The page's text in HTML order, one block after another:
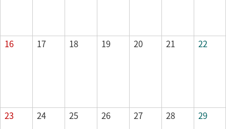
16 17 18 19 20 21 22
23 24 25 26 27 28 29